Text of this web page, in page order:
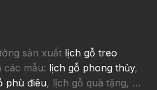
sản xuất lịch gỗ treo
các mẫu: lịch gỗ phong thủy,
phù điêu, lịch gỗ quà tặng, …